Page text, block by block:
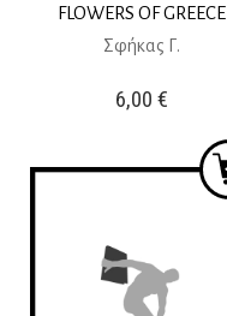
FLOWERS OF GREECE
Σφήκας Γ.
6,00 €